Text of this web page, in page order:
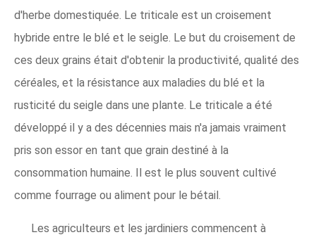
d'herbe domestiquée. Le triticale est un croisement
hybride entre le blé et le seigle. Le but du croisement de
ces deux grains était d'obtenir la productivité, qualité des
céréales, et la résistance aux maladies du blé et la
rusticité du seigle dans une plante. Le triticale a été
développé il y a des décennies mais n'a jamais vraiment
pris son essor en tant que grain destiné à la
consommation humaine. Il est le plus souvent cultivé
comme fourrage ou aliment pour le bétail.
Les agriculteurs et les jardiniers commencent à